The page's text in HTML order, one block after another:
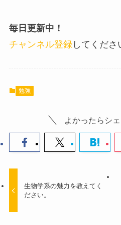
毎日更新中！
チャンネル登録してくださ
勉強
よかったらシ
生物学系の魅力を教えてく
ださい。